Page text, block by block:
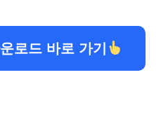
로드 바로 가기